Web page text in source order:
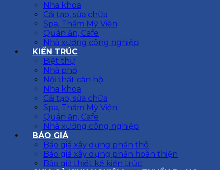
Nha khoa
Cải tạo, sửa chữa
Spa, Thẩm Mỹ Viện
Quán ăn, Cafe
Nhà xưởng công nghiệp
KIẾN TRÚC
Biệt thự
Nhà phố
Nội thất căn hộ
Nha khoa
Cải tạo, sửa chữa
Spa, Thẩm Mỹ Viện
Quán ăn, Cafe
Nhà xưởng công nghiệp
BÁO GIÁ
Báo giá xây dựng phần thô
Báo giá xây dựng phần hoàn thiện
Báo giá thiết kế kiến trúc